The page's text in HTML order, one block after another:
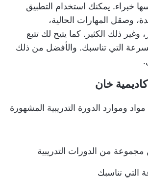
خبراء. يمكنك استخدام التطبيق
وصقل المهارات الحالية،
وغير ذلك الكثير. كما يتيح لك تتبع
التي تناسبك. والأفضل من ذلك
خان
وموارد الدورة التدريبية المشهورة
من الدورات التدريبية
التي تناسبك